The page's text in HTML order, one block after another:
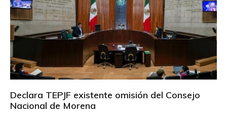
Declara TEPJF existente omisión del Consejo
Nacional de Morena